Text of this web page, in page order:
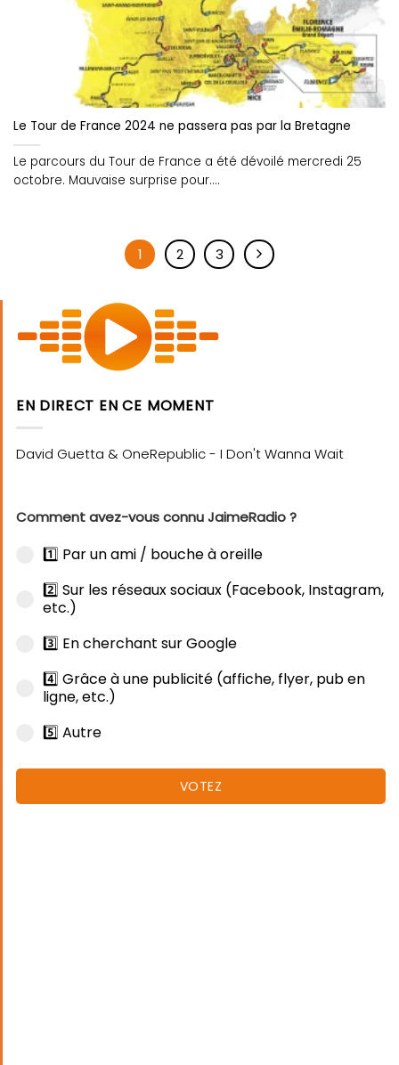
Le Tour de France 2024 ne passera pas par la Bretagne
Le parcours du Tour de France a été dévoilé mercredi 25
octobre. Mauvaise surprise pour....
1 2 3
EN DIRECT EN CE MOMENT
Comment avez-vous connu JaimeRadio ?
1️⃣ Par un ami / bouche à oreille
2️⃣ Sur les réseaux sociaux (Facebook, Instagram,
etc.)
3️⃣ En cherchant sur Google
4️⃣ Grâce à une publicité (affiche, flyer, pub en
ligne, etc.)
5️⃣ Autre
VOTEZ